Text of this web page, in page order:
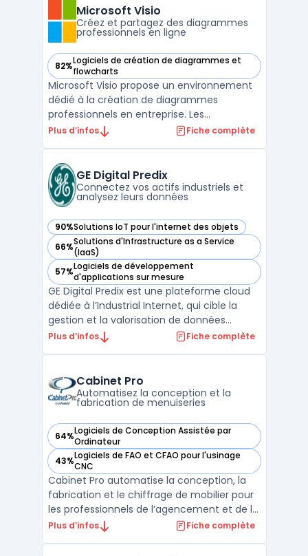
de portefeuilles. Dans les contextes où
plusieurs cha ...
Microsoft Visio
Créez et partagez des diagrammes
professionnels en ligne
82%Logiciels de création de diagrammes et
flowcharts
— voir Microsoft Visio dans cette catégorie
Microsoft Visio propose un environnement
dédié à la création de diagrammes
professionnels en entreprise. Les
organisations font souvent face à la
partage d’informations métiers. Microsoft
Visio structure la production d ...
Plus d’infos Fiche complète
GE Digital Predix
Connectez vos actifs industriels et
analysez leurs données
90%Solutions IoT pour l'internet des objets
— voir GE Digital Predix dans cette catégorie
66%Solutions d'Infrastructure as a Service
(IaaS)
— voir GE Digital Predix dans cette catégorie
57%Logiciels de développement
d'applications sur mesure
— voir GE Digital Predix dans cette catégorie
GE Digital Predix est une plateforme cloud
dédiée à l’Industrial Internet, qui cible la
gestion et la valorisation de données
industrielles issues d’actifs connectés. Les
équipements, la centralisation et la sécurité
de vol ...
Plus d’infos Fiche complète
Cabinet Pro
Automatisez la conception et la
fabrication de menuiseries
64%Logiciels de Conception Assistée par
Ordinateur
— voir Cabinet Pro dans cette catégorie
43%Logiciels de FAO et CFAO pour l'usinage
CNC
— voir Cabinet Pro dans cette catégorie
Cabinet Pro automatise la conception, la
fabrication et le chiffrage de mobilier pour
les professionnels de l’agencement et de la
menuiserie, en intégrant la gestion
Plus d’infos Fiche complète